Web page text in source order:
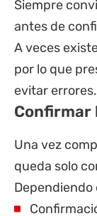
Siempre
antes de
A veces
por lo que
evitar errores.
Confirmar
Una vez
queda solo
Dependiendo